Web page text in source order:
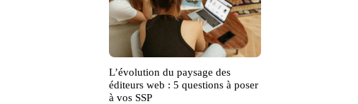
L’évolution du paysage des
éditeurs web : 5 questions à poser
à vos SSP